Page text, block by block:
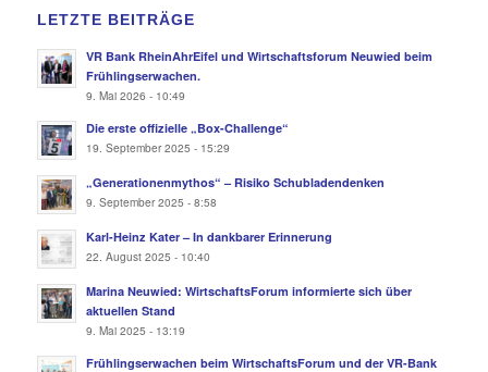
LETZTE BEITRÄGE
VR Bank RheinAhrEifel und Wirtschaftsforum Neuwied beim
Frühlingserwachen.
9. Mai 2026 - 10:49
Die erste offizielle „Box-Challenge“
19. September 2025 - 15:29
„Generationenmythos“ – Risiko Schubladendenken
9. September 2025 - 8:58
Karl-Heinz Kater – In dankbarer Erinnerung
22. August 2025 - 10:40
Marina Neuwied: WirtschaftsForum informierte sich über
aktuellen Stand
9. Mai 2025 - 13:19
Frühlingserwachen beim WirtschaftsForum und der VR-Bank